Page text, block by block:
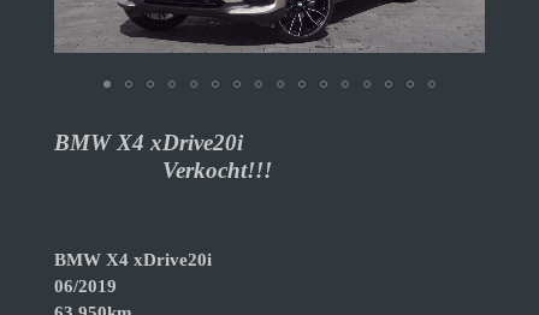
BMW X4 xDrive20i
Verkocht!!!
BMW X4 xDrive20i
06/2019